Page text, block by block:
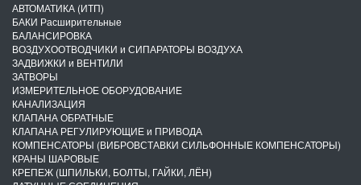
АВТОМАТИКА (ИТП)
БАКИ Расширительные
БАЛАНСИРОВКА
ВОЗДУХООТВОДЧИКИ и СИПАРАТОРЫ ВОЗДУХА
ЗАДВИЖКИ и ВЕНТИЛИ
ЗАТВОРЫ
ИЗМЕРИТЕЛЬНОЕ ОБОРУДОВАНИЕ
КАНАЛИЗАЦИЯ
КЛАПАНА ОБРАТНЫЕ
КЛАПАНА РЕГУЛИРУЮЩИЕ и ПРИВОДА
КОМПЕНСАТОРЫ (ВИБРОВСТАВКИ СИЛЬФОННЫЕ КОМПЕНСАТОРЫ)
КРАНЫ ШАРОВЫЕ
КРЕПЕЖ (ШПИЛЬКИ, БОЛТЫ, ГАЙКИ, ЛЁН)